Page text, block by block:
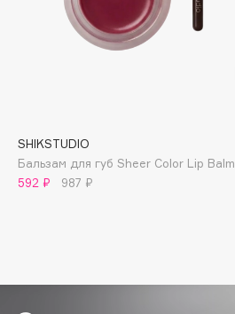
Boadicea The Victorious
Brunello Cucinelli
Bvlgari
SHIKSTUDIO
Бальзам для губ Sheer Color Lip Balm
592 ₽
987 ₽